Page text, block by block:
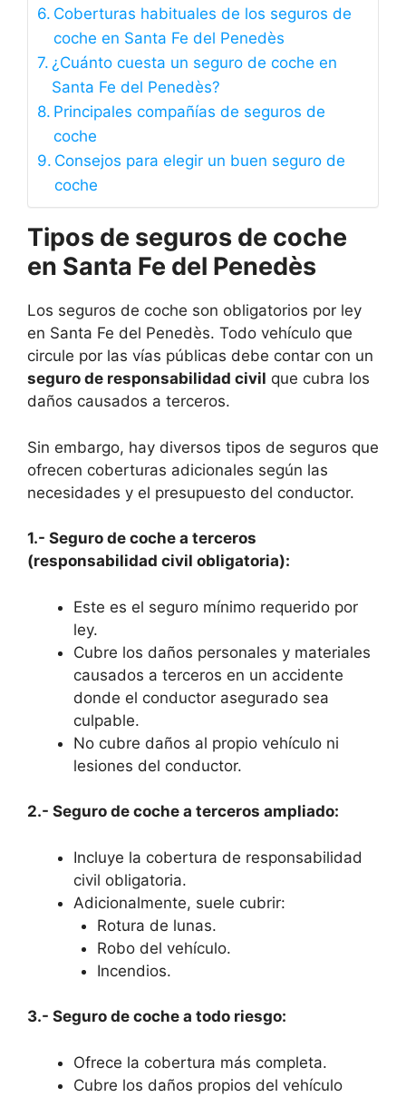
Coberturas habituales de los seguros de
coche en Santa Fe del Penedès
¿Cuánto cuesta un seguro de coche en
Santa Fe del Penedès?
Principales compañías de seguros de
coche
Consejos para elegir un buen seguro de
coche
Tipos de seguros de coche
en Santa Fe del Penedès
Los seguros de coche son obligatorios por ley
en Santa Fe del Penedès. Todo vehículo que
circule por las vías públicas debe contar con un
seguro de responsabilidad civil que cubra los
daños causados a terceros.
Sin embargo, hay diversos tipos de seguros que
ofrecen coberturas adicionales según las
necesidades y el presupuesto del conductor.
1.- Seguro de coche a terceros
(responsabilidad civil obligatoria):
Este es el seguro mínimo requerido por
ley.
Cubre los daños personales y materiales
causados a terceros en un accidente
donde el conductor asegurado sea
culpable.
No cubre daños al propio vehículo ni
lesiones del conductor.
2.- Seguro de coche a terceros ampliado:
Incluye la cobertura de responsabilidad
civil obligatoria.
Adicionalmente, suele cubrir:
Rotura de lunas.
Robo del vehículo.
Incendios.
3.- Seguro de coche a todo riesgo:
Ofrece la cobertura más completa.
Cubre los daños propios del vehículo